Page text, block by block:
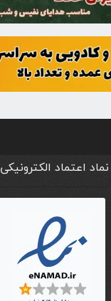
نماد اعتماد الکترونیکی